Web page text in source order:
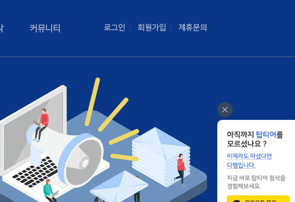
커뮤니티 로그인 회원가입 제휴문의